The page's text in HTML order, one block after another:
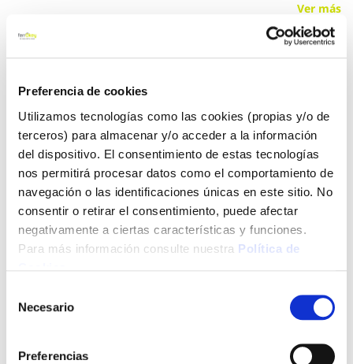
Preferencia de cookies
Utilizamos tecnologías como las cookies (propias y/o de
terceros) para almacenar y/o acceder a la información
del dispositivo. El consentimiento de estas tecnologías
nos permitirá procesar datos como el comportamiento de
navegación o las identificaciones únicas en este sitio. No
consentir o retirar el consentimiento, puede afectar
negativamente a ciertas características y funciones.
Para más información consulte nuestra Política de
Necesario
Preferencias
Ver más
60,00 €
Añadir al carrito
Click&Collect - Recogida gratis
en nuestras tiendas
Envío a domicilio: